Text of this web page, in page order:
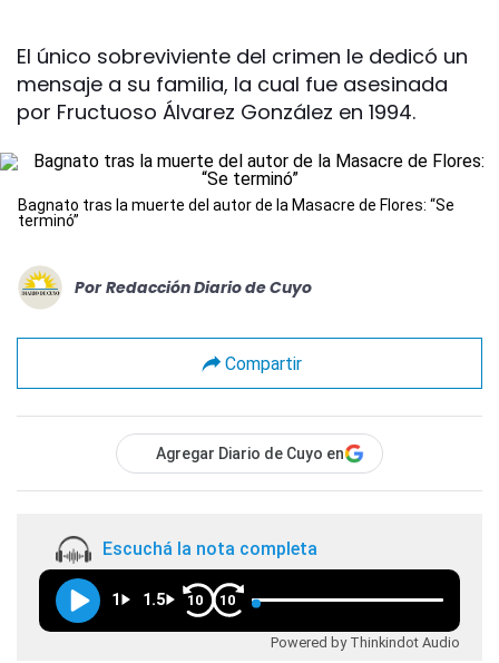
El único sobreviviente del crimen le dedicó un
mensaje a su familia, la cual fue asesinada
por Fructuoso Álvarez González en 1994.
Bagnato tras la muerte del autor de la Masacre de Flores: “Se
terminó”
Por Redacción Diario de Cuyo
Compartir
Agregar Diario de Cuyo en
Escuchá la nota completa
1 1.5 10 10
Powered by Thinkindot Audio